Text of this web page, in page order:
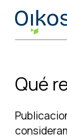
Qué